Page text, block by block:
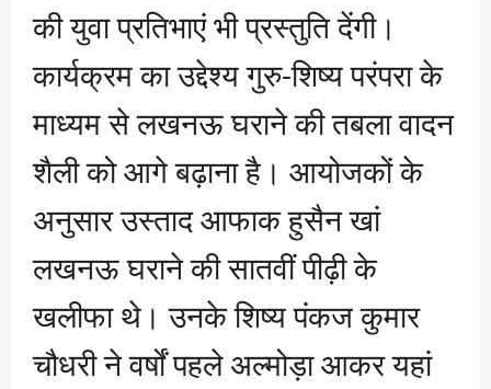
की युवा प्रतिभाएं भी प्रस्तुति देंगी।
कार्यक्रम का उद्देश्य गुरु-शिष्य परंपरा के
माध्यम से लखनऊ घराने की तबला वादन
शैली को आगे बढ़ाना है। आयोजकों के
अनुसार उस्ताद आफाक हुसैन खां
लखनऊ घराने की सातवीं पीढ़ी के
खलीफा थे। उनके शिष्य पंकज कुमार
चौधरी ने वर्षों पहले अल्मोड़ा आकर यहां